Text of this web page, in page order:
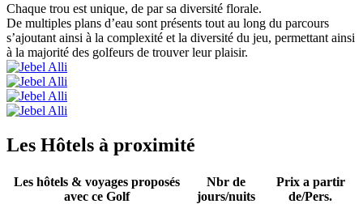
Chaque trou est unique, de par sa diversité florale.
De multiples plans d’eau sont présents tout au long du parcours
s’ajoutant ainsi à la complexité et la diversité du jeu, permettant ainsi
à la majorité des golfeurs de trouver leur plaisir.
Les Hôtels à proximité
Les hôtels & voyages proposés
avec ce Golf
Nbr de
jours/nuits
Prix a partir
de/Pers.